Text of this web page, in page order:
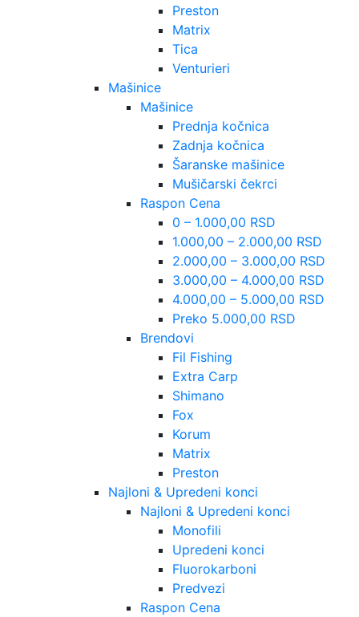
Preston
Matrix
Tica
Venturieri
Mašinice
Mašinice
Prednja kočnica
Zadnja kočnica
Šaranske mašinice
Mušičarski čekrci
Raspon Cena
0 – 1.000,00 RSD
1.000,00 – 2.000,00 RSD
2.000,00 – 3.000,00 RSD
3.000,00 – 4.000,00 RSD
4.000,00 – 5.000,00 RSD
Preko 5.000,00 RSD
Brendovi
Fil Fishing
Extra Carp
Shimano
Fox
Korum
Matrix
Preston
Najloni & Upredeni konci
Najloni & Upredeni konci
Monofili
Upredeni konci
Fluorokarboni
Predvezi
Raspon Cena